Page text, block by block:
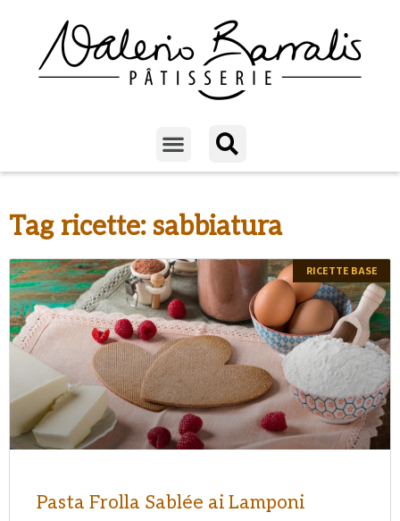
Tag ricette: sabbiatura
RICETTE BASE
Pasta Frolla Sablée ai Lamponi